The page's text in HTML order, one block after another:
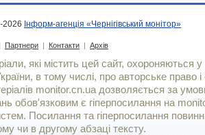
2026 Інформ-агенція «Чернігівський монітор»
Партнери | Контакти | Архів
які містить цей сайт, охороняються у
в тому числі, про авторське право і
monitor.cn.ua дозволяється за
обов'язковим є гiперпосилання на
Посилання та гіперпосилання
чи в другому абзаці тексту.